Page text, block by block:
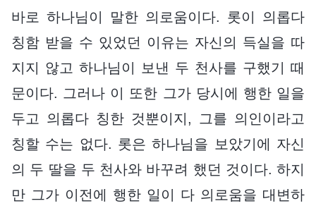
바로 하나님이 말한 의로움이다. 롯이 의롭다
칭함 받을 수 있었던 이유는 자신의 득실을 따
지지 않고 하나님이 보낸 두 천사를 구했기 때
문이다. 그러나 이 또한 그가 당시에 행한 일을
두고 의롭다 칭한 것뿐이지, 그를 의인이라고
칭할 수는 없다. 롯은 하나님을 보았기에 자신
의 두 딸을 두 천사와 바꾸려 했던 것이다. 하지
만 그가 이전에 행한 일이 다 의로움을 대변하